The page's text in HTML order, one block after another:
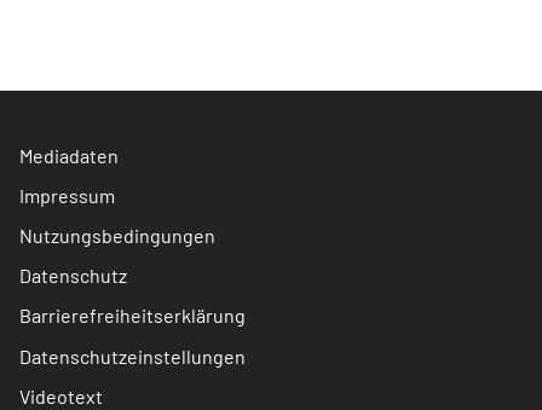
Mediadaten
Impressum
Nutzungsbedingungen
Datenschutz
Barrierefreiheitserklärung
Datenschutzeinstellungen
Videotext